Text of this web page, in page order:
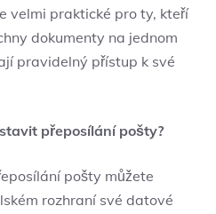
velmi praktické pro ty, kteří
dokumenty na jednom
pravidelný přístup k své
přeposílání pošty?
pošty můžete
rozhraní své datové